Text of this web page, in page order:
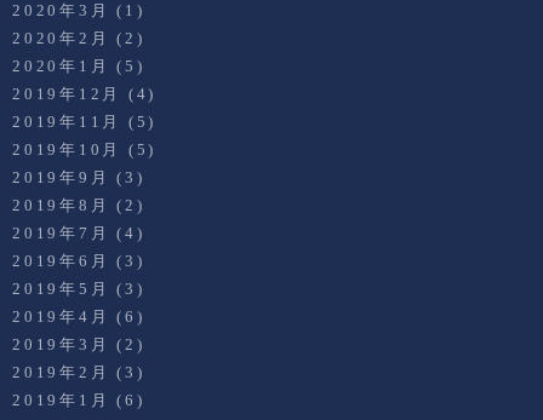
2020年3月
(1)
2020年2月
(2)
2020年1月
(5)
2019年12月
(4)
2019年11月
(5)
2019年10月
(5)
2019年9月
(3)
2019年8月
(2)
2019年7月
(4)
2019年6月
(3)
2019年5月
(3)
2019年4月
(6)
2019年3月
(2)
2019年2月
(3)
2019年1月
(6)